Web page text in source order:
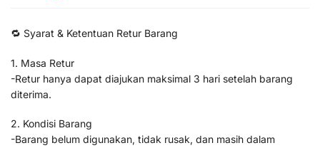
🔁 Syarat & Ketentuan Retur Barang
1. Masa Retur
-Retur hanya dapat diajukan maksimal 3 hari setelah barang
diterima.
2. Kondisi Barang
-Barang belum digunakan, tidak rusak, dan masih dalam